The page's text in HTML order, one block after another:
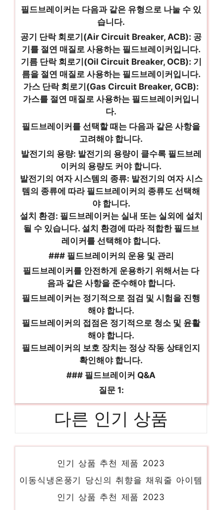
필드브레이커는 다음과 같은 유형으로 나눌 수 있
습니다.
공기 단락 회로기(Air Circuit Breaker, ACB): 공
기를 절연 매질로 사용하는 필드브레이커입니다.
기름 단락 회로기(Oil Circuit Breaker, OCB): 기
름을 절연 매질로 사용하는 필드브레이커입니다.
가스 단락 회로기(Gas Circuit Breaker, GCB):
가스를 절연 매질로 사용하는 필드브레이커입니
다.
필드브레이커를 선택할 때는 다음과 같은 사항을
고려해야 합니다.
발전기의 용량: 발전기의 용량이 클수록 필드브레
이커의 용량도 커야 합니다.
발전기의 여자 시스템의 종류: 발전기의 여자 시스
템의 종류에 따라 필드브레이커의 종류도 선택해
야 합니다.
설치 환경: 필드브레이커는 실내 또는 실외에 설치
될 수 있습니다. 설치 환경에 따라 적합한 필드브
레이커를 선택해야 합니다.
### 필드브레이커의 운용 및 관리
필드브레이커를 안전하게 운용하기 위해서는 다
음과 같은 사항을 준수해야 합니다.
필드브레이커는 정기적으로 점검 및 시험을 진행
해야 합니다.
필드브레이커의 접점은 정기적으로 청소 및 윤활
해야 합니다.
필드브레이커의 보호 장치는 정상 작동 상태인지
확인해야 합니다.
### 필드브레이커 Q&A
질문 1:
다른 인기 상품